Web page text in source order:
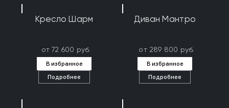
Кресло Шарм
от 72 600 руб.
В избранное
Подробнее
Диван Мантро
от 289 800 руб.
В избранное
Подробнее